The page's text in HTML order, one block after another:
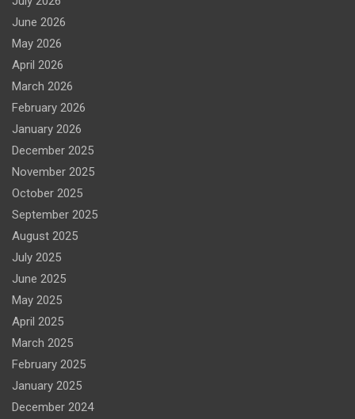
June 2026
May 2026
April 2026
March 2026
February 2026
January 2026
December 2025
November 2025
October 2025
September 2025
August 2025
July 2025
June 2025
May 2025
April 2025
March 2025
February 2025
January 2025
December 2024